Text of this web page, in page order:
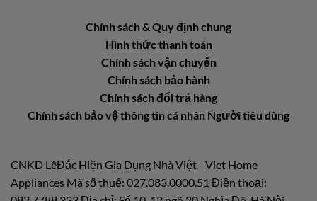
Chính sách & Quy định chung
Hình thức thanh toán
Chính sách vận chuyển
Chính sách bảo hành
Chính sách đổi trả hàng
Chính sách bảo vệ thông tin cá nhân Người tiêu dùng
CNKD LêĐắc Hiền Gia Dụng Nhà Việt - Viet Home
Appliances Mã số thuế: 027.083.0000.51 Điện thoại: